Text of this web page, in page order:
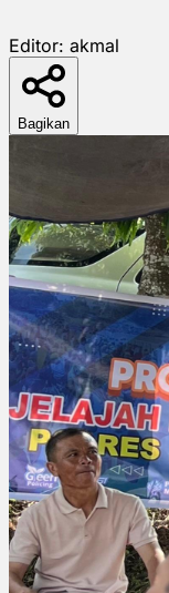
Editor: akmal
Bagikan